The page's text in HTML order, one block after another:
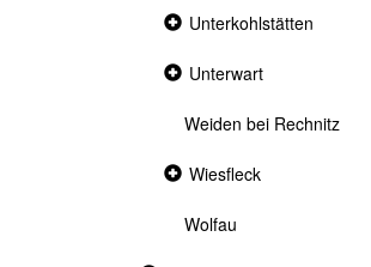
Collapsed
Unterkohlstätten
Collapsed
Unterwart
Weiden bei Rechnitz
Collapsed
Wiesfleck
Wolfau